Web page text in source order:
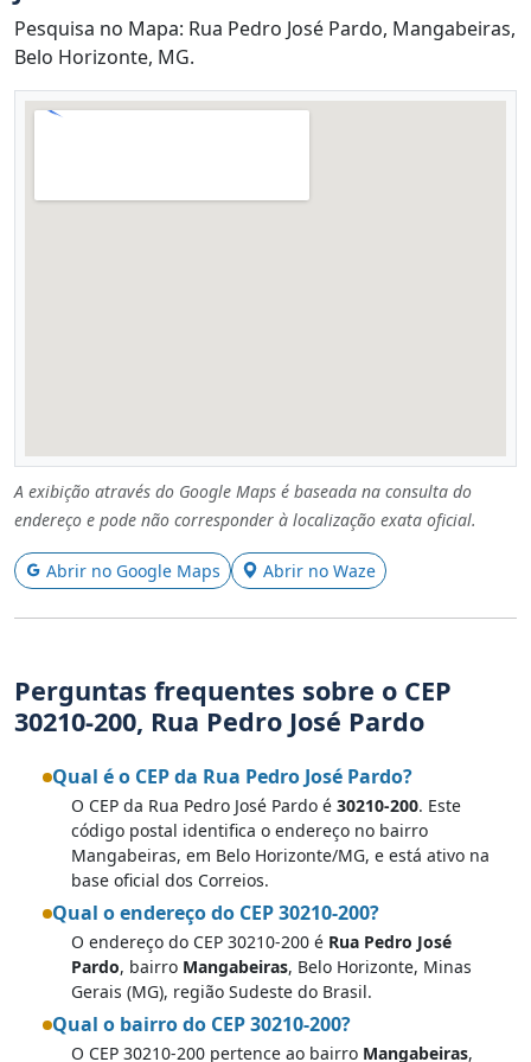
Pesquisa no Mapa: Rua Pedro José Pardo, Mangabeiras,
Belo Horizonte, MG.
A exibição através do Google Maps é baseada na consulta do
endereço e pode não corresponder à localização exata oficial.
Abrir no Google Maps Abrir no Waze
Perguntas frequentes sobre o CEP
30210-200, Rua Pedro José Pardo
Qual é o CEP da Rua Pedro José Pardo?
O CEP da Rua Pedro José Pardo é 30210-200. Este
código postal identifica o endereço no bairro
Mangabeiras, em Belo Horizonte/MG, e está ativo na
base oficial dos Correios.
Qual o endereço do CEP 30210-200?
O endereço do CEP 30210-200 é Rua Pedro José
Pardo, bairro Mangabeiras, Belo Horizonte, Minas
Gerais (MG), região Sudeste do Brasil.
Qual o bairro do CEP 30210-200?
O CEP 30210-200 pertence ao bairro Mangabeiras,